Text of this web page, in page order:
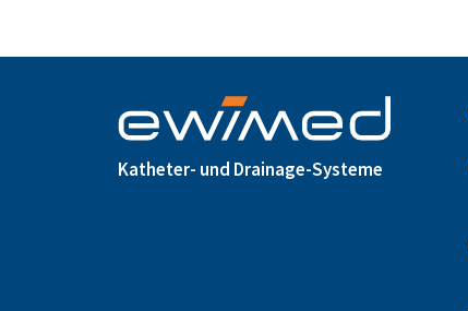
Katheter- und Drainage-Systeme